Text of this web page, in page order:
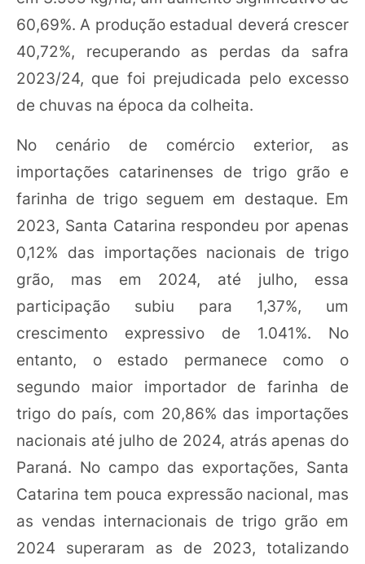
60,69%. A produção estadual deverá crescer
40,72%, recuperando as perdas da safra
2023/24, que foi prejudicada pelo excesso
de chuvas na época da colheita.
No cenário de comércio exterior, as
importações catarinenses de trigo grão e
farinha de trigo seguem em destaque. Em
2023, Santa Catarina respondeu por apenas
0,12% das importações nacionais de trigo
grão, mas em 2024, até julho, essa
participação subiu para 1,37%, um
crescimento expressivo de 1.041%. No
entanto, o estado permanece como o
segundo maior importador de farinha de
trigo do país, com 20,86% das importações
nacionais até julho de 2024, atrás apenas do
Paraná. No campo das exportações, Santa
Catarina tem pouca expressão nacional, mas
as vendas internacionais de trigo grão em
2024 superaram as de 2023, totalizando